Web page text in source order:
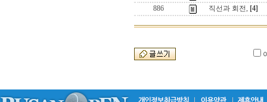
886
직선과 회전, [4]